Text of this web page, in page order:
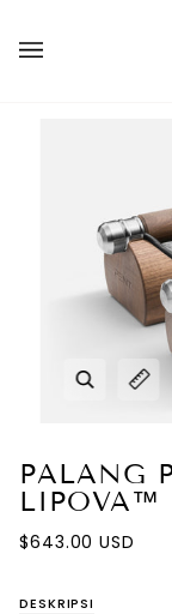
konten
Perbesar
PALANG
LIPOVA™
$643.00 USD
DESKRIPSI